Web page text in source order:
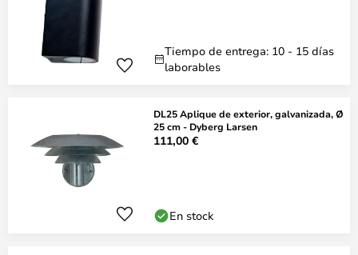
Tiempo de entrega: 10 - 15 días
laborables
DL25 Aplique de exterior, galvanizada, Ø
25 cm - Dyberg Larsen
111,00 €
En stock